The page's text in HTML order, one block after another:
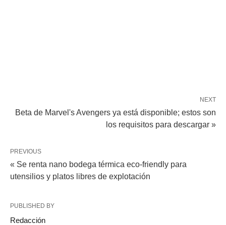
NEXT
Beta de Marvel's Avengers ya está disponible; estos son
los requisitos para descargar »
PREVIOUS
« Se renta nano bodega térmica eco-friendly para
utensilios y platos libres de explotación
PUBLISHED BY
Redacción